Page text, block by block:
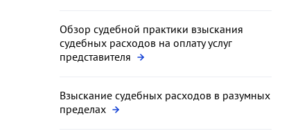
Обзор судебной практики взыскания
судебных расходов на оплату услуг
представителя
Взыскание судебных расходов в разумных
пределах